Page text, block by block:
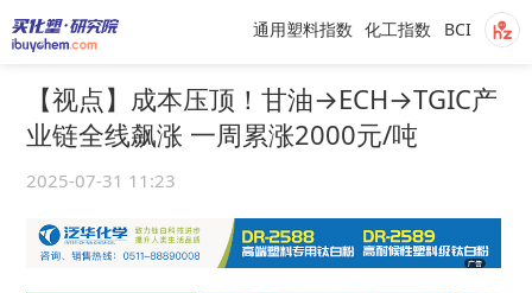
BCI
化工指数
通用塑料指数
【视点】成本压顶！甘油→ECH→TGIC产
业链全线飙涨 一周累涨2000元/吨
2025-07-31 11:23